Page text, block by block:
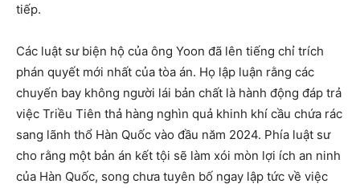
tiếp.
Các luật sư biện hộ của ông Yoon đã lên tiếng chỉ trích
phán quyết mới nhất của tòa án. Họ lập luận rằng các
chuyến bay không người lái bản chất là hành động đáp trả
việc Triều Tiên thả hàng nghìn quả khinh khí cầu chứa rác
sang lãnh thổ Hàn Quốc vào đầu năm 2024. Phía luật sư
cho rằng một bản án kết tội sẽ làm xói mòn lợi ích an ninh
của Hàn Quốc, song chưa tuyên bố ngay lập tức về việc